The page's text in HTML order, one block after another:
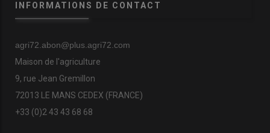
INFORMATIONS DE CONTACT
agri72.abon@plus.agri72.com
Maison de l'agriculture
9, rue Jean Gremillon
72013 LE MANS CEDEX (FRANCE)
+33 (0)2 43 43 68 68